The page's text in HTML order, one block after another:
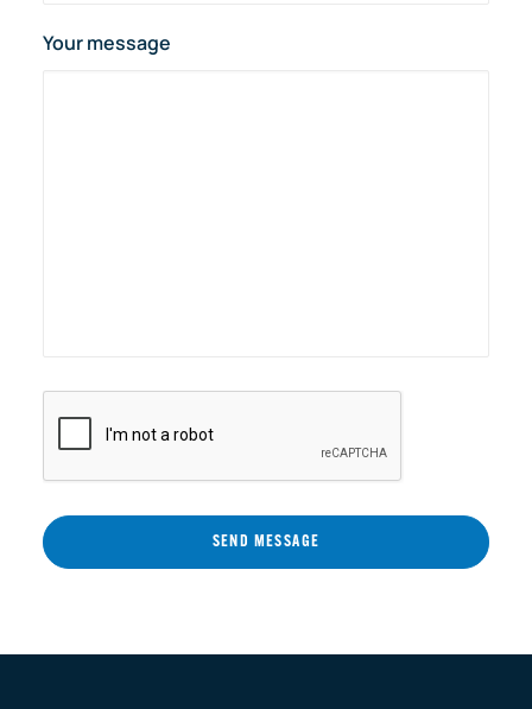
Your message